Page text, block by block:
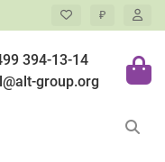
₽
394-13-14
group.org